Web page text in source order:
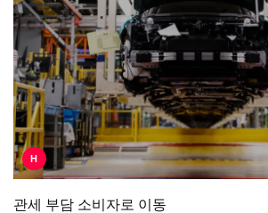
H
관세 부담 소비자로 이동